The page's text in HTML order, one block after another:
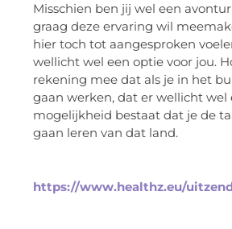
Misschien ben jij wel een
graag deze ervaring wil
hier toch tot aangesproken
wellicht wel een optie voor jou.
rekening mee dat als je in het
gaan werken, dat er wellicht wel
mogelijkheid bestaat dat je de
gaan leren van dat land.
https://www.healthz.eu/